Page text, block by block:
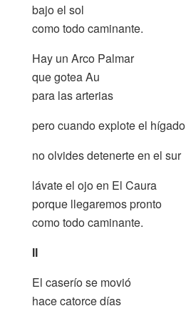
bajo el sol
como todo caminante.
Hay un Arco Palmar
que gotea Au
para las arterias
pero cuando explote el hígado
no olvides detenerte en el sur
lávate el ojo en El Caura
porque llegaremos pronto
como todo caminante.
II
El caserío se movió
hace catorce días